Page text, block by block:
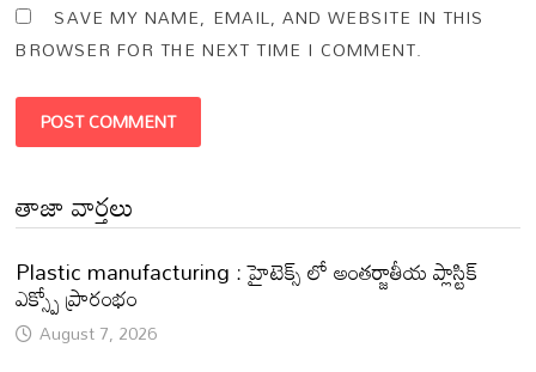
SAVE MY NAME, EMAIL, AND WEBSITE IN THIS
BROWSER FOR THE NEXT TIME I COMMENT.
తాజా వార్తలు
Plastic manufacturing : హైటెక్స్ లో అంతర్జాతీయ ప్లాస్టిక్
ఎక్స్పో ప్రారంభం
August 7, 2026